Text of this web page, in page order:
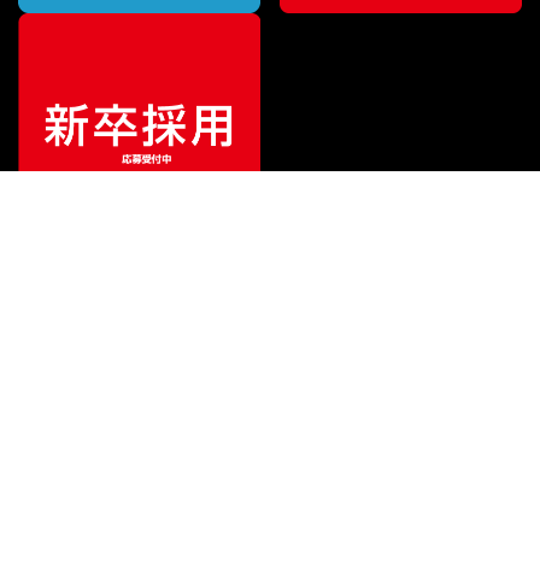
販売価格¥13,200（税込）